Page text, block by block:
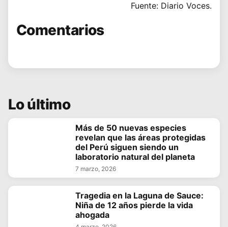
Fuente: Diario Voces.
Comentarios
Lo último
Más de 50 nuevas especies
revelan que las áreas protegidas
del Perú siguen siendo un
laboratorio natural del planeta
7 marzo, 2026
Tragedia en la Laguna de Sauce:
Niña de 12 años pierde la vida
ahogada